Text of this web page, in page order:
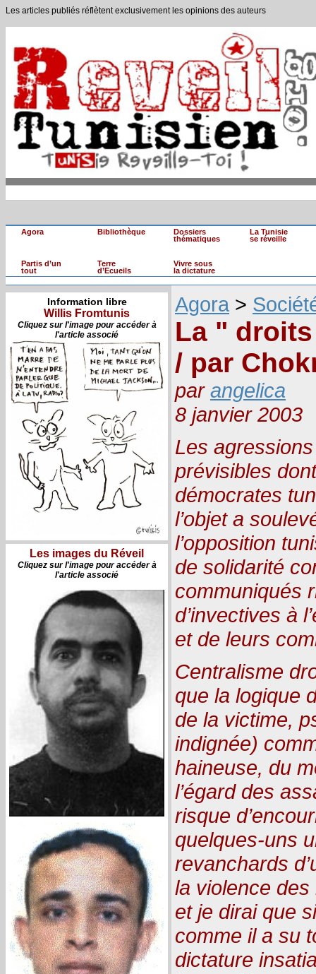
Les articles publiés réflètent exclusivement les opinions des auteurs
Agora Bibliothèque
Dossiers
thématiques
La Tunisie
se réveille
Partis d’un
tout
Terre
d’Ecueils
Vivre sous
la dictature
Information libre
Willis Fromtunis
Cliquez sur l'image pour accéder à
l'article associé
Les images du Réveil
Cliquez sur l'image pour accéder à
l'article associé
Agora >
La "
/ par
par angelica
8 janvier 2003
Les
prévisibles
démocrates
l’objet a
l’opposition
de solidarité
communiqués
d’invectives à
et de leurs
Centralisme
que la logique
de la victime,
indignée)
haineuse, du
l’égard des
risque
quelques-uns
revanchards
la violence
et je dirai que
comme il a su
dictature